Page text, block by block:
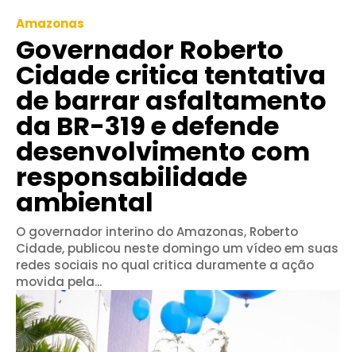
Amazonas
Governador Roberto
Cidade critica tentativa
de barrar asfaltamento
da BR-319 e defende
desenvolvimento com
responsabilidade
ambiental
O governador interino do Amazonas, Roberto
Cidade, publicou neste domingo um vídeo em suas
redes sociais no qual critica duramente a ação
movida pela...